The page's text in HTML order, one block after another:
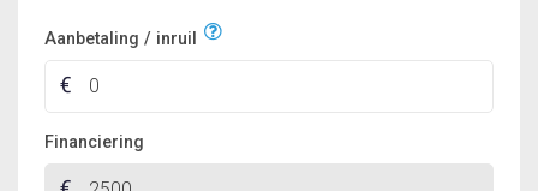
Aanbetaling / inruil
Financiering